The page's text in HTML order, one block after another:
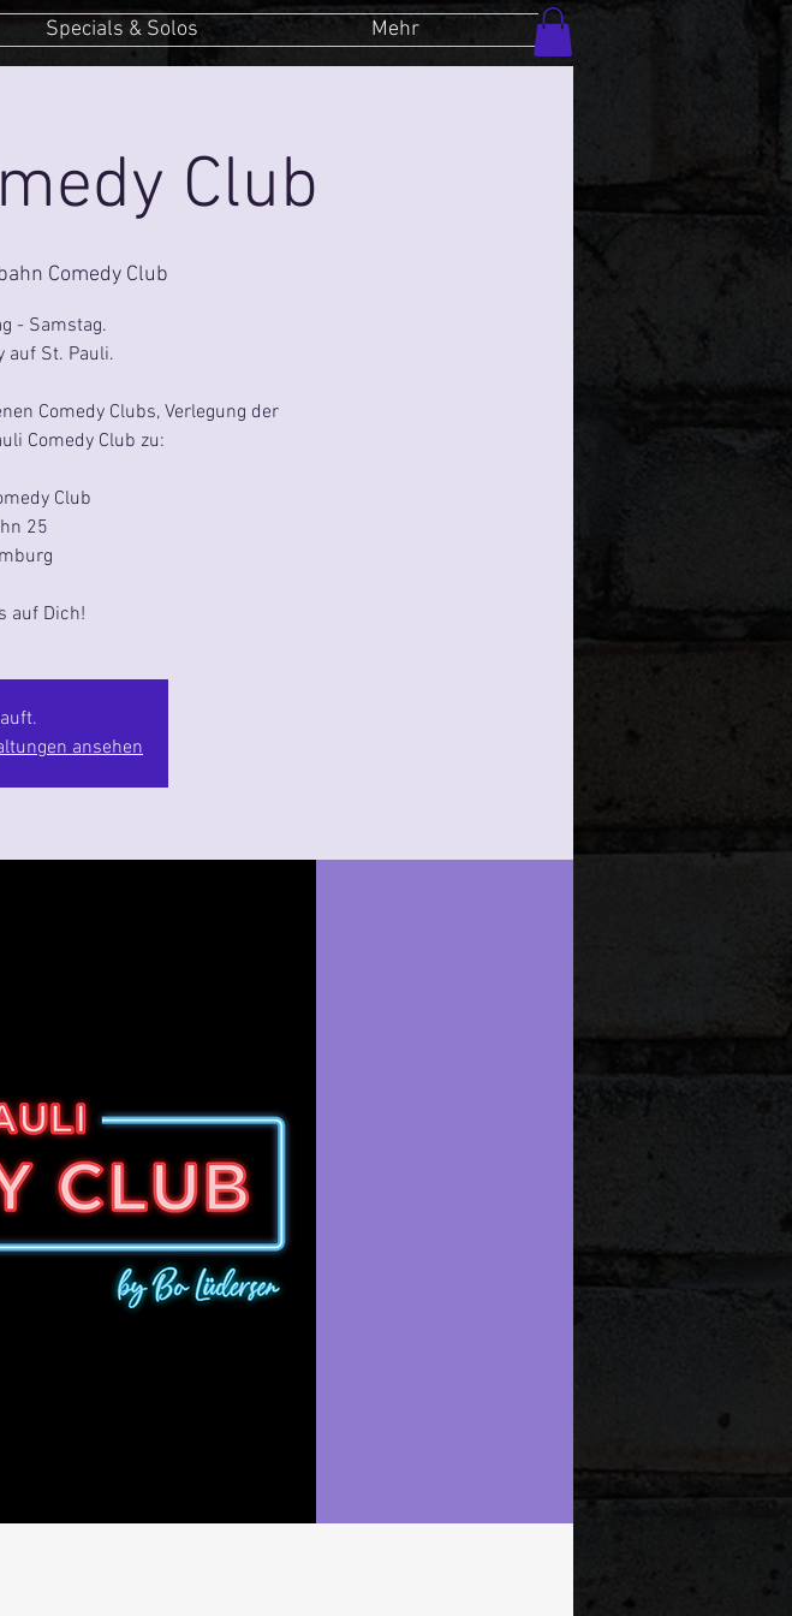
Specials & Solos Mehr
Club
Comedy Club
- Samstag.
auf St. Pauli.
Comedy Clubs, Verlegung der
Comedy Club zu:
Club
25
ansehen